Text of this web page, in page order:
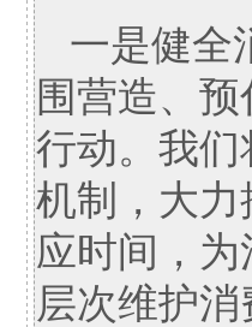
一是健全
围营造、
行动。我
机制，大
应时间，
层次维护消